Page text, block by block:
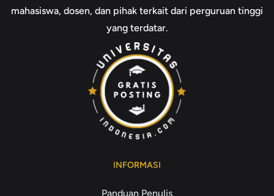
mahasiswa, dosen, dan pihak terkait dari perguruan tinggi
yang terdatar.
INFORMASI
Panduan Penulis